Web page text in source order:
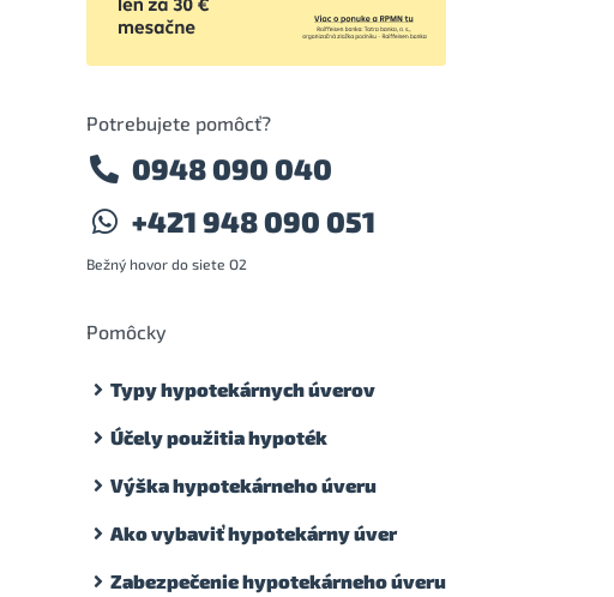
Potrebujete pomôcť?
0948 090 040
+421 948 090 051
Bežný hovor do siete O2
Pomôcky
Typy hypotekárnych úverov
Účely použitia hypoték
Výška hypotekárneho úveru
Ako vybaviť hypotekárny úver
Zabezpečenie hypotekárneho úveru